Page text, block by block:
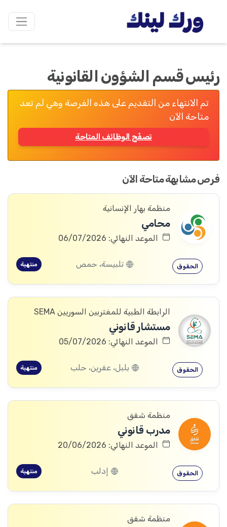
رئيس قسم الشؤون القانونية
تم الانتهاء من التقديم على هذه الفرصة وهي لم تعد
متاحة الآن
تصفّح الوظائف المتاحة
فرص مشابهة متاحة الآن
منظمة بهار الإنسانية
محامي
الموعد النهائي: 06/07/2026
الحقوق تلبيسة، حمص منتهية
الرابطة الطبية للمغتربين السوريين SEMA
مستشار قانوني
الموعد النهائي: 05/07/2026
الحقوق بلبل، عفرين، حلب منتهية
منظمة شفق
مدرب قانوني
الموعد النهائي: 20/06/2026
الحقوق إدلب منتهية
منظمة شفق